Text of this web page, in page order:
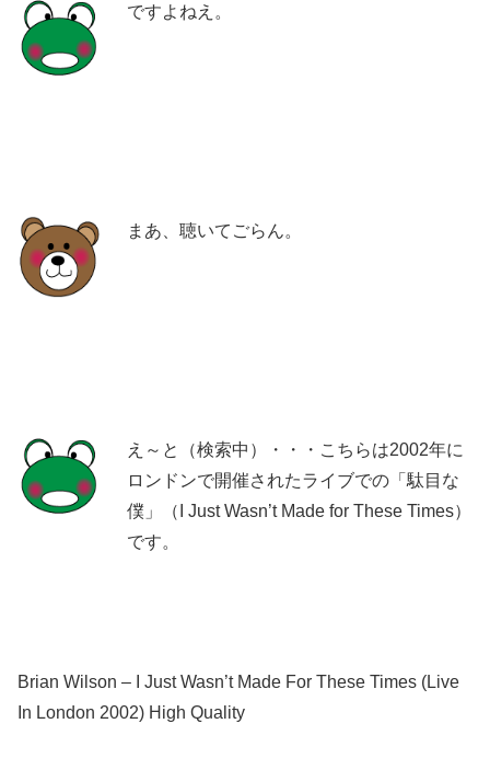
ですよねえ。
まあ、聴いてごらん。
え～と（検索中）・・・こちらは2002年に
ロンドンで開催されたライブでの「駄目な
僕」（I Just Wasn’t Made for These Times）
です。
Brian Wilson – I Just Wasn’t Made For These Times (Live
In London 2002) High Quality